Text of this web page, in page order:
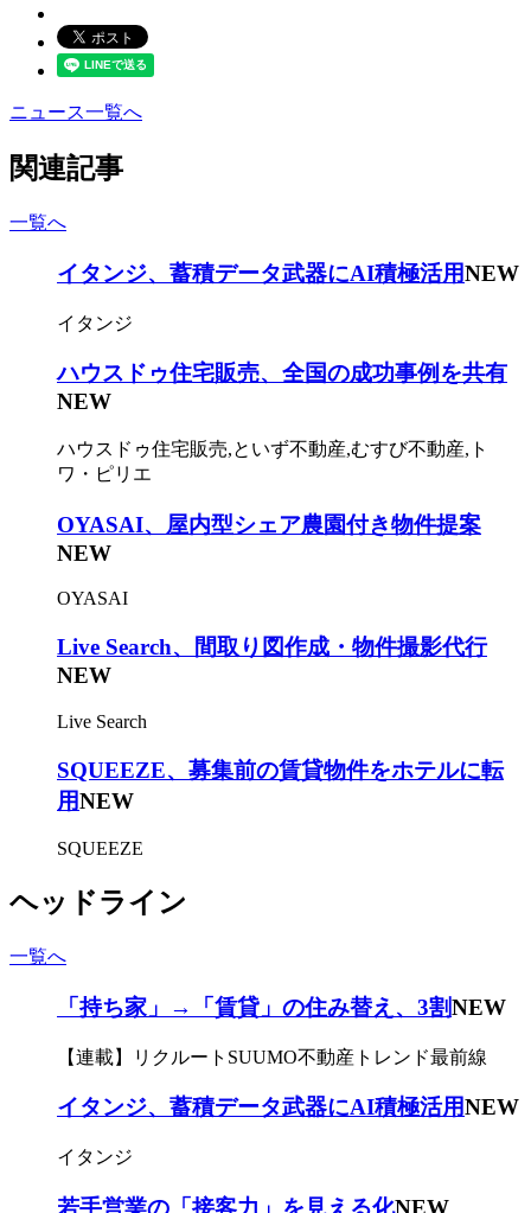
ニュース一覧へ
関連記事
一覧へ
イタンジ、蓄積データ武器にAI積極活用NEW
イタンジ
ハウスドゥ住宅販売、全国の成功事例を共有
NEW
ハウスドゥ住宅販売,といず不動産,むすび不動産,ト
ワ・ピリエ
OYASAI、屋内型シェア農園付き物件提案
NEW
OYASAI
Live Search、間取り図作成・物件撮影代行
NEW
Live Search
SQUEEZE、募集前の賃貸物件をホテルに転
用NEW
SQUEEZE
ヘッドライン
一覧へ
「持ち家」→「賃貸」の住み替え、3割NEW
【連載】リクルートSUUMO不動産トレンド最前線
イタンジ、蓄積データ武器にAI積極活用NEW
イタンジ
若手営業の「接客力」を見える化NEW